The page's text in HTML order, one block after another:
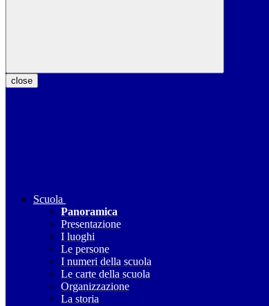
close
Scuola
Panoramica
Presentazione
I luoghi
Le persone
I numeri della scuola
Le carte della scuola
Organizzazione
La storia